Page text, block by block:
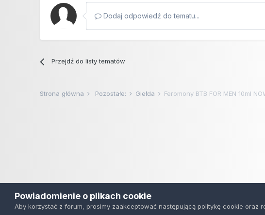
Dodaj odpowiedź do tematu...
Przejdź do listy tematów
Strona główna Pozostałe: Giełda Feromony BTB FOR MEN 10ml
Powiadomienie o plikach cookie
Aby korzystać z forum, prosimy zaakceptować następującą politykę cookie oraz